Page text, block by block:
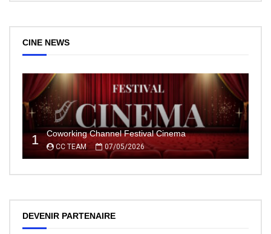
CINE NEWS
1 Coworking Channel Festival Cinema
CC TEAM 07/05/2026
DEVENIR PARTENAIRE